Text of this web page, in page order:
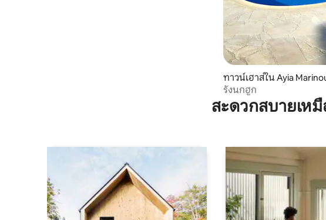
ทาวน์เฮาส์ใน Ayia
รังนกฮูก
สะดวกสบายเห